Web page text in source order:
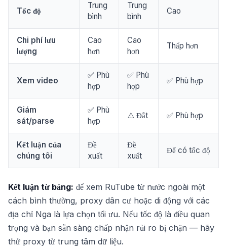
Tốc độ
Trung
bình
Trung
bình
Cao
Chi phí lưu
lượng
Cao
hơn
Cao
hơn
Thấp hơn
Xem video
✅ Phù
hợp
✅ Phù
hợp
✅ Phù hợp
Giám
sát/parse
✅ Phù
hợp
⚠️ Đắt ✅ Phù hợp
Kết luận của
chúng tôi
Đề
xuất
Đề
xuất
Để có tốc độ
Kết luận từ bảng: để xem RuTube từ nước ngoài một
cách bình thường, proxy dân cư hoặc di động với các
địa chỉ Nga là lựa chọn tối ưu. Nếu tốc độ là điều quan
trọng và bạn sẵn sàng chấp nhận rủi ro bị chặn — hãy
thử proxy từ trung tâm dữ liệu.